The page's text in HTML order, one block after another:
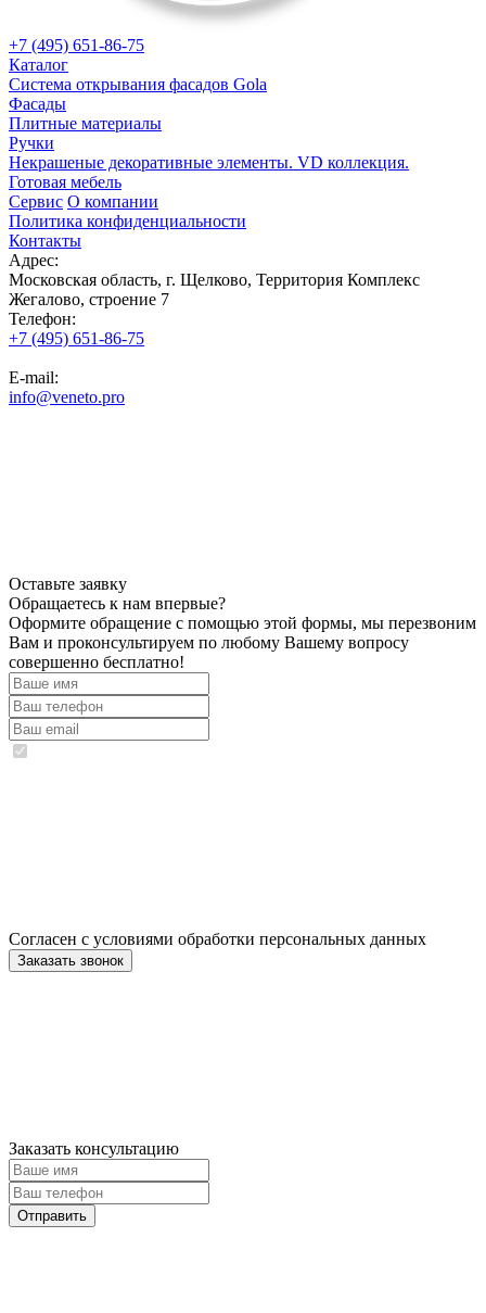
+7 (495) 651-86-75
Каталог
Система открывания фасадов Gola
Фасады
Плитные материалы
Ручки
Некрашеные декоративные элементы. VD коллекция.
Готовая мебель
Сервис О компании
Политика конфиденциальности
Контакты
Адрес:
Московская область, г. Щелково, Территория Комплекс
Жегалово, строение 7
Телефон:
+7 (495) 651-86-75
E-mail:
info@veneto.pro
Оставьте заявку
Обращаетесь к нам впервые?
Оформите обращение с помощью этой формы, мы перезвоним
Вам и проконсультируем по любому Вашему вопросу
совершенно бесплатно!
Согласен с условиями обработки персональных данных
Заказать консультацию